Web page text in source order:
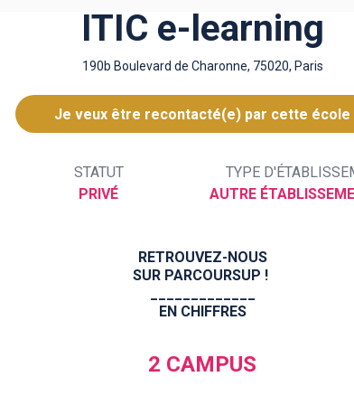
ITIC e-learning
190b Boulevard de Charonne, 75020, Paris
Je veux être recontacté(e) par cette école
STATUT
PRIVÉ
TYPE
RETROUVEZ-NOUS
SUR PARCOURSUP !
EN CHIFFRES
2 CAMPUS